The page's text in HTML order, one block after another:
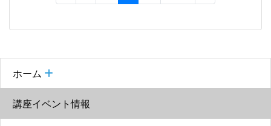
ホーム
講座イベント情報